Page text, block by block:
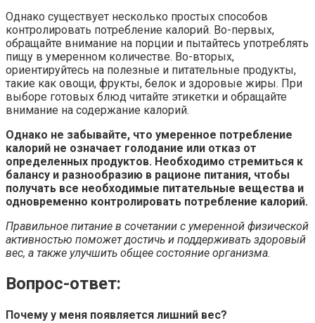
Однако существует несколько простых способов
контролировать потребление калорий. Во-первых,
обращайте внимание на порции и пытайтесь употреблять
пищу в умеренном количестве. Во-вторых,
ориентируйтесь на полезные и питательные продукты,
такие как овощи, фрукты, белок и здоровые жиры. При
выборе готовых блюд читайте этикетки и обращайте
внимание на содержание калорий.
Однако не забывайте, что умеренное потребление
калорий не означает голодание или отказ от
определенных продуктов. Необходимо стремиться к
балансу и разнообразию в рационе питания, чтобы
получать все необходимые питательные вещества и
одновременно контролировать потребление калорий.
Правильное питание в сочетании с умеренной физической
активностью поможет достичь и поддерживать здоровый
вес, а также улучшить общее состояние организма.
Вопрос-ответ:
Почему у меня появляется лишний вес?